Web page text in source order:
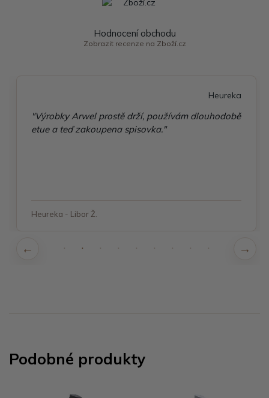
Hodnocení obchodu
Zobrazit recenze na Zboží.cz
Heureka
"Výrobky Arwel prostě drží, používám dlouhodobě
etue a teď zakoupena spisovka."
Heureka - Libor Ž.
Podobné produkty